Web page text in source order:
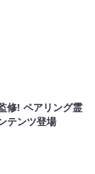
修! ペアリング霊
テンツ登場